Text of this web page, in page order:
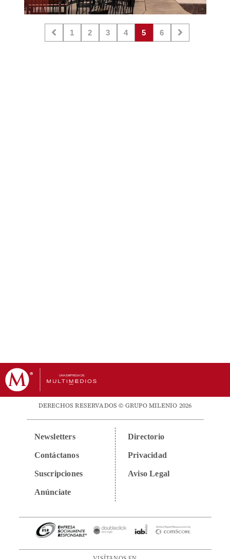
1 2 3 4 5 6
DERECHOS RESERVADOS © GRUPO MILENIO 2026
Newsletters
Contáctanos
Suscripciones
Anúnciate
Directorio
Privacidad
Aviso Legal